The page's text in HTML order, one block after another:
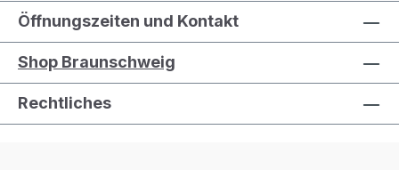
Öffnungszeiten und Kontakt
Shop Braunschweig
Rechtliches